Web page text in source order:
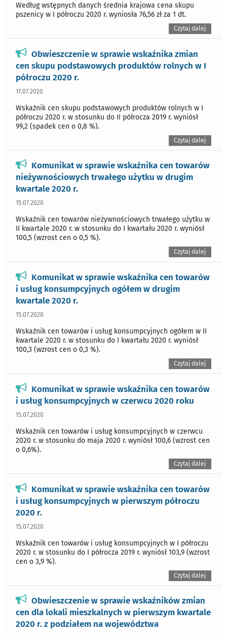
Według wstępnych danych średnia krajowa cena skupu
pszenicy w I półroczu 2020 r. wyniosła 76,56 zł za 1 dt.
Czytaj dalej
Obwieszczenie w sprawie wskaźnika zmian
cen skupu podstawowych produktów rolnych w I
półroczu 2020 r.
17.07.2020
Wskaźnik cen skupu podstawowych produktów rolnych w I
półroczu 2020 r. w stosunku do II półrocza 2019 r. wyniósł
99,2 (spadek cen o 0,8 %).
Czytaj dalej
Komunikat w sprawie wskaźnika cen towarów
nieżywnościowych trwałego użytku w drugim
kwartale 2020 r.
15.07.2020
Wskaźnik cen towarów nieżywnościowych trwałego użytku w
II kwartale 2020 r. w stosunku do I kwartału 2020 r. wyniósł
100,5 (wzrost cen o 0,5 %).
Czytaj dalej
Komunikat w sprawie wskaźnika cen towarów
i usług konsumpcyjnych ogółem w drugim
kwartale 2020 r.
15.07.2020
Wskaźnik cen towarów i usług konsumpcyjnych ogółem w II
kwartale 2020 r. w stosunku do I kwartału 2020 r. wyniósł
100,3 (wzrost cen o 0,3 %).
Czytaj dalej
Komunikat w sprawie wskaźnika cen towarów
i usług konsumpcyjnych w czerwcu 2020 roku
15.07.2020
Wskaźnik cen towarów i usług konsumpcyjnych w czerwcu
2020 r. w stosunku do maja 2020 r. wyniósł 100,6 (wzrost cen
o 0,6%).
Czytaj dalej
Komunikat w sprawie wskaźnika cen towarów
i usług konsumpcyjnych w pierwszym półroczu
2020 r.
15.07.2020
Wskaźnik cen towarów i usług konsumpcyjnych w I półroczu
2020 r. w stosunku do I półrocza 2019 r. wyniósł 103,9 (wzrost
cen o 3,9 %).
Czytaj dalej
Obwieszczenie w sprawie wskaźników zmian
cen dla lokali mieszkalnych w pierwszym kwartale
2020 r. z podziałem na województwa